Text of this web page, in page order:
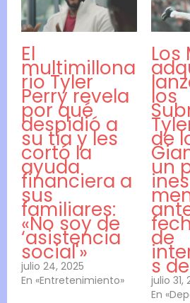
El
multimillona
rio Tyler
Perry revela
por qué
despidió a
su tía y les
cortó la
ayuda
financiera a
sus
familiares:
«No soy de
‘asistencia
social'»
julio 24, 2025
En «Entretenimiento»
Los
los
de
un
de
s
julio 31,
En